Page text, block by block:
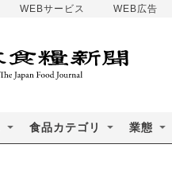
WEBサービス WEB広告
食品カテゴリ 業態